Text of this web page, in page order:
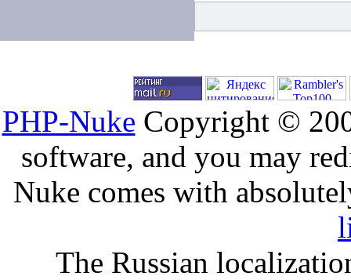
PHP-Nuke Copyright ©
software, and you may
Nuke comes with
The Russian